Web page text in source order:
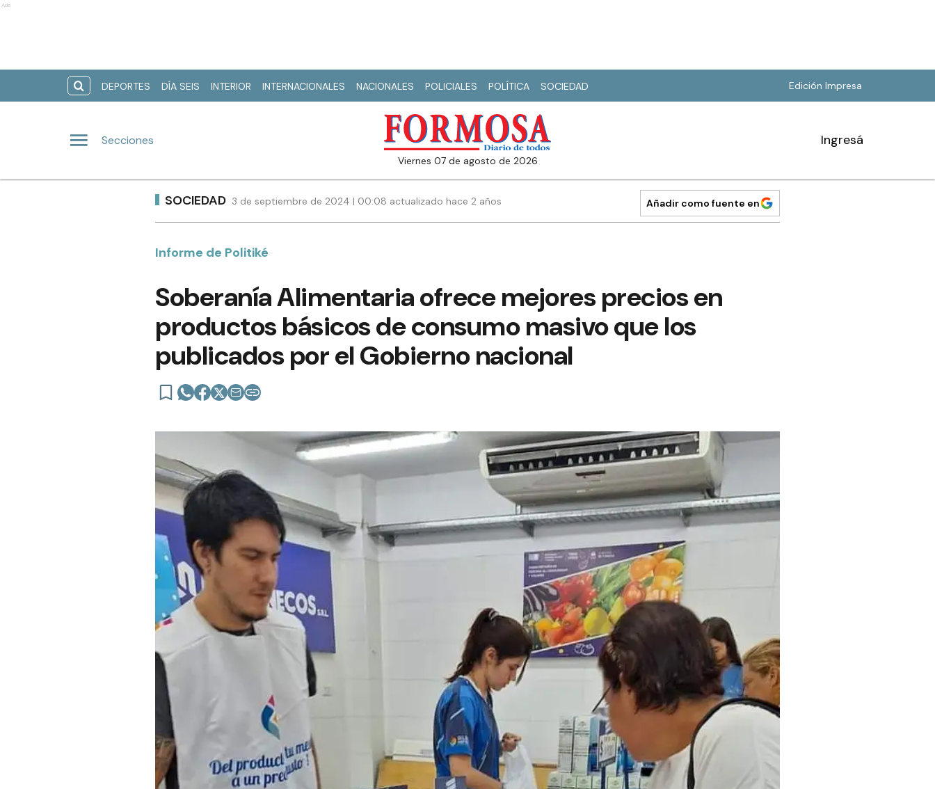
Ads
DEPORTES DÍA SEIS INTERIOR INTERNACIONALES NACIONALES POLICIALES POLÍTICA SOCIEDAD Edición Impresa
Secciones
viernes 07 de agosto de 2026
Ingresá
SOCIEDAD 3 de septiembre de 2024 | 00:08 actualizado hace 2 años Añadir como fuente en
Informe de Politiké
Soberanía Alimentaria ofrece mejores precios en
productos básicos de consumo masivo que los
publicados por el Gobierno nacional